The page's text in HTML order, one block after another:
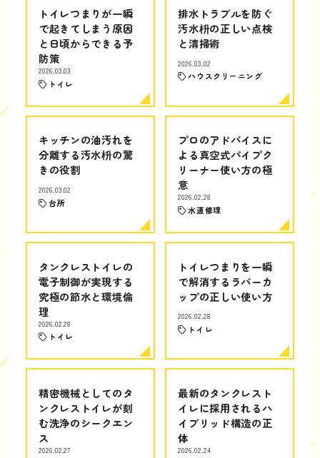
トイレつまりが一瞬
で起きてしまう原因
と日頃からできる予
防策
2026.03.03
トイレ
排水トラブルを防ぐ
汚水枡の正しい点検
と清掃術
2026.03.02
ハウスクリーニング
キッチンの油汚れを
分離する汚水枡の驚
きの役割
2026.03.02
台所
プロのアドバイスに
よる真空式パイプク
リーナー使い方の極
意
2026.02.28
水道修理
タンクレストイレの
電子制御が実現する
究極の節水と環境倫
理
2026.02.28
トイレ
トイレつまりを一瞬
で解消するラバーカ
ップの正しい使い方
2026.02.28
トイレ
精密機械としてのタ
ンクレストイレが刻
む洗浄のシークエン
ス
2026.02.27
最新のタンクレスト
イレに採用されるハ
イブリッド構造の正
体
2026.02.24